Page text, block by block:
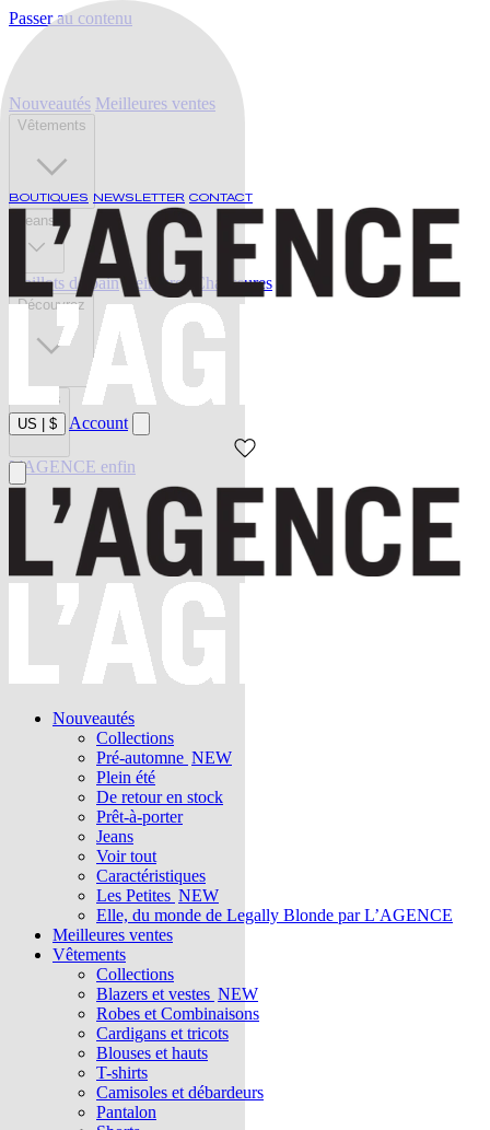
Passer au contenu
BOUTIQUES NEWSLETTER CONTACT
US $ Account
Nouveautés
Collections
Pré-automne NEW
Plein été
De retour en stock
Prêt-à-porter
Jeans
Voir tout
Caractéristiques
Les Petites NEW
Elle, du monde de Legally Blonde par L’AGENCE
Meilleures ventes
Vêtements
Collections
Blazers et vestes NEW
Robes et Combinaisons
Cardigans et tricots
Blouses et hauts
T-shirts
Camisoles et débardeurs
Pantalon
Nouveautés Meilleures ventes
Vêtements
Jeans
Maillots de bain Ceintures Chaussures
Découvrez
Soldes
L'AGENCE enfin